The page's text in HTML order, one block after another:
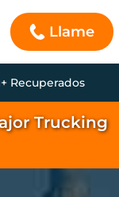
Llame
Recuperados
Trucking